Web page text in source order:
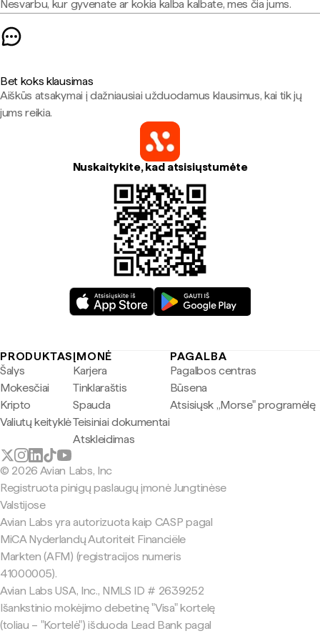
Nesvarbu, kur gyvenate ar kokia kalba kalbate, mes čia jums.
Bet koks klausimas
Aiškūs atsakymai į dažniausiai užduodamus klausimus, kai tik jų
jums reikia.
Nuskaitykite, kad atsisiųstumėte
PRODUKTAS
Šalys
Mokesčiai
Kripto
Valiutų keityklė
ĮMONĖ
Karjera
Tinklaraštis
Spauda
Teisiniai dokumentai
Atskleidimas
PAGALBA
Pagalbos centras
Būsena
Atsisiųsk „Morse" programėlę
© 2026 Avian Labs, Inc
Registruota pinigų paslaugų įmonė Jungtinėse
Valstijose
Avian Labs yra autorizuota kaip CASP pagal
MiCA Nyderlandų Autoriteit Financiële
Markten (AFM) (registracijos numeris
41000005).
Avian Labs USA, Inc., NMLS ID # 2639252
Išankstinio mokėjimo debetinę "Visa" kortelę
(toliau – "Kortelė") išduoda Lead Bank pagal